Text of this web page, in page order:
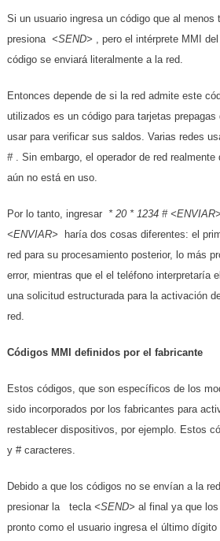
Si un usuario ingresa un código que al menos
presiona <SEND>, pero el intérprete MMI
código se enviará literalmente a la red.
Entonces depende de si la red admite este
utilizados es un código para tarjetas
usar para verificar sus saldos. Varias redes
#. Sin embargo, el operador de red realmente
aún no está en uso.
Por lo tanto, ingresar * 20 * 1234 #
<ENVIAR>haría dos cosas diferentes: el
red para su procesamiento posterior, lo más
error, mientras que el el teléfono interpretaría
una solicitud estructurada para la activación
red.
Códigos MMI definidos por el fabricante
Estos códigos, que son específicos de los
sido incorporados por los fabricantes para
restablecer dispositivos, por ejemplo. Estos
y # caracteres.
Debido a que los códigos no se envían a la
presionar la tecla <SEND>al final ya que
pronto como el usuario ingresa el último